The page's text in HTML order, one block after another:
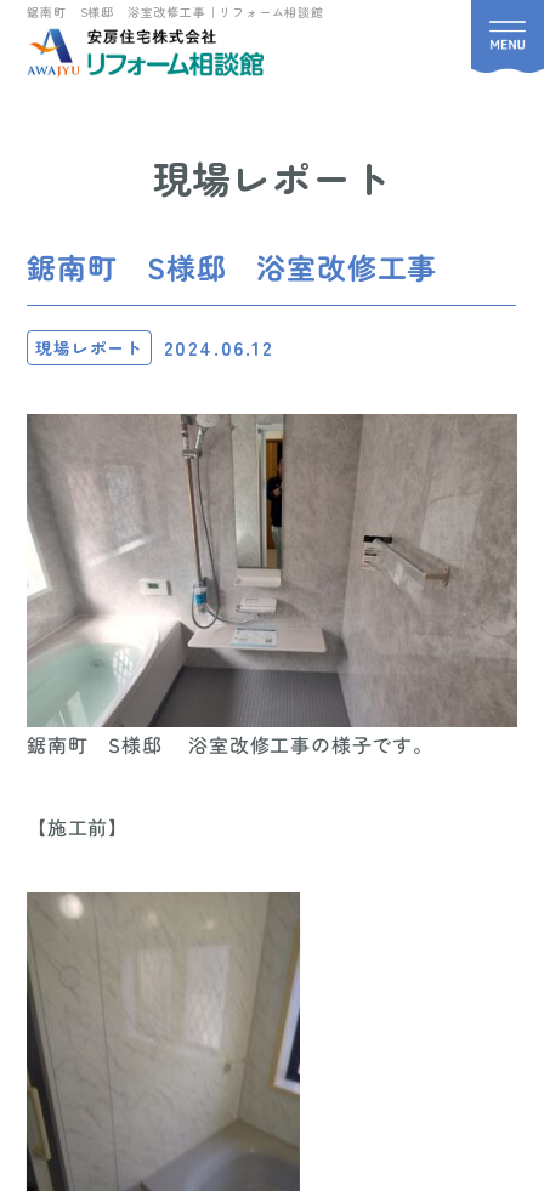
鋸南町 S様邸 浴室改修工事｜リフォーム相談館
現場レポート
鋸南町 S様邸 浴室改修工事
現場レポート 2024.06.12
鋸南町 S様邸 浴室改修工事の様子です。
【施工前】